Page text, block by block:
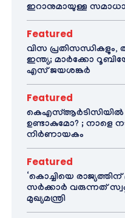
ഇറാനുമായുള്ള
Featured
വിസ പ്രതിസന്ധികളും,
ഇന്ത്യ; മാർക്കോ
എസ് ജയശങ്കർ
Featured
കെഎസ്ആർടിസിയിൽ
ഉണ്ടാകുമോ? ; നാളെ
നിർണായകം
Featured
‘കൊച്ചിയെ
സർക്കാർ വരുന്നത്
മുഖ്യമന്ത്രി